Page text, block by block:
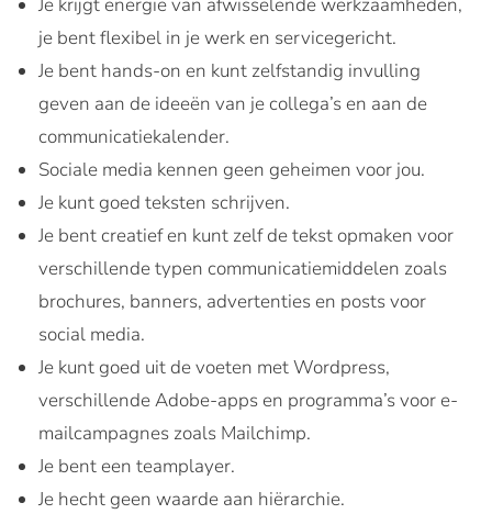
je bent flexibel in je werk en servicegericht.
Je bent hands-on en kunt zelfstandig invulling
geven aan de ideeën van je collega’s en aan de
communicatiekalender.
Sociale media kennen geen geheimen voor jou.
Je kunt goed teksten schrijven.
Je bent creatief en kunt zelf de tekst opmaken voor
verschillende typen communicatiemiddelen zoals
brochures, banners, advertenties en posts voor
social media.
Je kunt goed uit de voeten met Wordpress,
verschillende Adobe-apps en programma’s voor e-
mailcampagnes zoals Mailchimp.
Je bent een teamplayer.
Je hecht geen waarde aan hiërarchie.